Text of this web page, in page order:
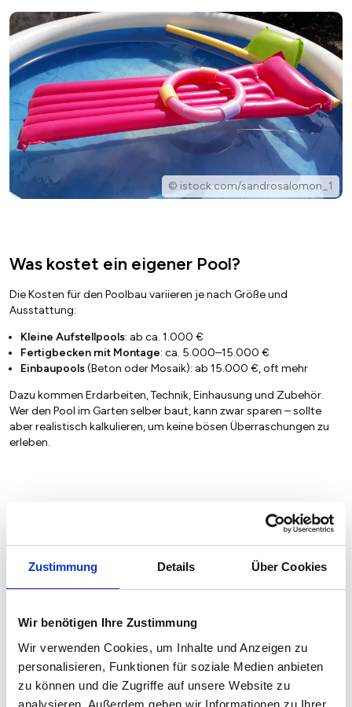
Zustimmung Details Über Cookies
Wir benötigen Ihre Zustimmung
Wir verwenden Cookies, um Inhalte und Anzeigen zu
personalisieren, Funktionen für soziale Medien anbieten
zu können und die Zugriffe auf unsere Website zu
analysieren. Außerdem geben wir Informationen zu Ihrer
© istock.com/sandrosalomon_1
Was kostet ein eigener Pool?
Die Kosten für den Poolbau variieren je nach Größe und
Ausstattung:
Kleine Aufstellpools: ab ca. 1.000 €
Fertigbecken mit Montage: ca. 5.000–15.000 €
Einbaupools(Beton oder Mosaik): ab 15.000 €, oft mehr
Dazu kommen Erdarbeiten, Technik, Einhausung und Zubehör.
Wer den Pool im Garten selber baut, kann zwar sparen – sollte
aber realistisch kalkulieren, um keine bösen Überraschungen zu
erleben.
Günstiger Poolbau: Die wichtigsten Spar-
Die Kostenkontrolle beim Poolbau basiert hauptsächlich auf drei
Hebeln: Pooltyp, Eigenleistung und Verzicht auf teuren Luxus.
Setzen Sie auf einen Aufstellpool (Frame- oder
Wenn es ein Einbaubecken sein soll, wählen Sie Styropor-
Schalsteine oder ein GfK-Becken statt einer gemauerten
Betonkonstruktion.
Wählen Sie die einfache rechteckige oder runde Poolform